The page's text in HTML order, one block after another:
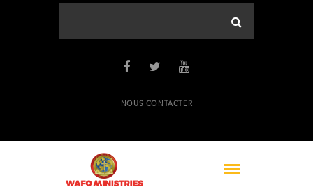
NOUS CONTACTER